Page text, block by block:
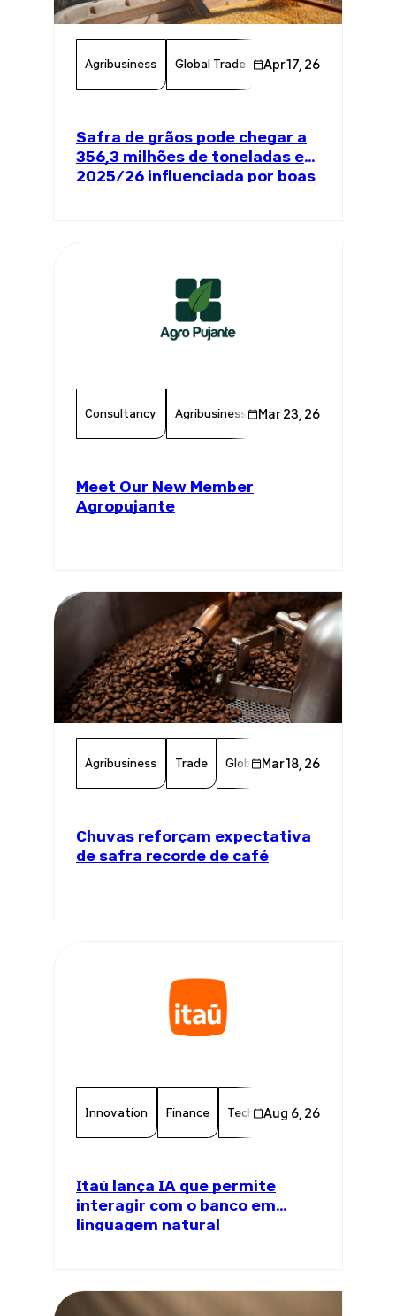
Agribusiness Global Trade Agriculture
Apr 17, 26
Safra de grãos pode chegar a
356,3 milhões de toneladas em
2025/26 influenciada por boas
Consultancy Agribusiness Chamber Member
Mar 23, 26
Meet Our New Member
Agropujante
Agribusiness Trade Global Trade Brazil
Mar 18, 26
Chuvas reforçam expectativa
de safra recorde de café
Innovation Finance Technology Chamber
Aug 6, 26
Itaú lança IA que permite
interagir com o banco em
linguagem natural